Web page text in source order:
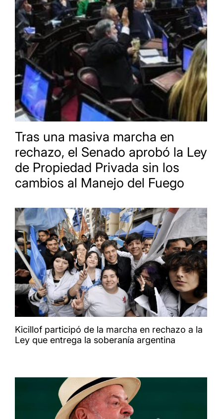
Tras una masiva marcha en
rechazo, el Senado aprobó la Ley
de Propiedad Privada sin los
cambios al Manejo del Fuego
Kicillof participó de la marcha en rechazo a la
Ley que entrega la soberanía argentina